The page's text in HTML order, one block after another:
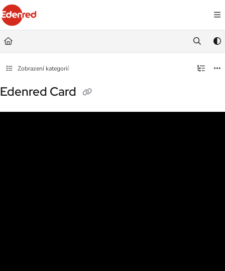
Documentation Index
Fetch the complete documentation index at:
Use this file to discover all available pages before exploring further.
Zobrazení kategorií
Edenred Card